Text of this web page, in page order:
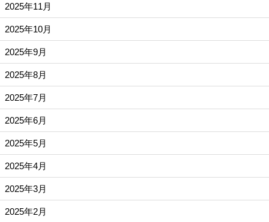
2025年11月
2025年10月
2025年9月
2025年8月
2025年7月
2025年6月
2025年5月
2025年4月
2025年3月
2025年2月